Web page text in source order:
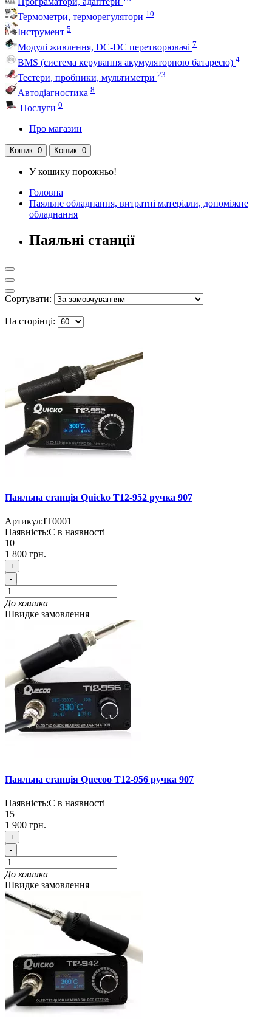
Термометри, терморегулятори 10
Інструмент 5
Модулі живлення, DC-DC перетворювачі 7
BMS (система керування акумуляторною батареєю) 4
Тестери, пробники, мультиметри 23
Автодіагностика 8
Послуги 0
Про магазин
Кошик: 0 Кошик: 0
У кошику порожньо!
Головна
Паяльне обладнання, витратні матеріали, допоміжне
обладнання
Паяльні станції
Сортувати:
На сторінці:
Паяльна станція Quicko T12-952 ручка 907
Артикул:IT0001
Наявність:Є в наявності
10
1 800 грн.
+
-
До кошика
Швидке замовлення
Паяльна станція Quecoo T12-956 ручка 907
Наявність:Є в наявності
15
1 900 грн.
+
-
До кошика
Швидке замовлення